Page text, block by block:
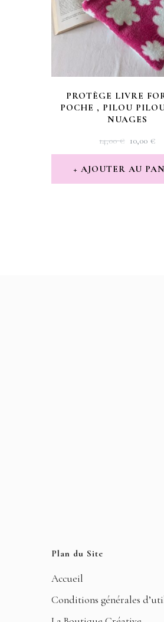
PROTÈGE LIVRE
POCHE , PILOU
NUAGES
14,00€ LE
PRIX
INITIAL
10,00 €LE
AJOUTER AU
Plan du Site
Accueil
Conditions générales